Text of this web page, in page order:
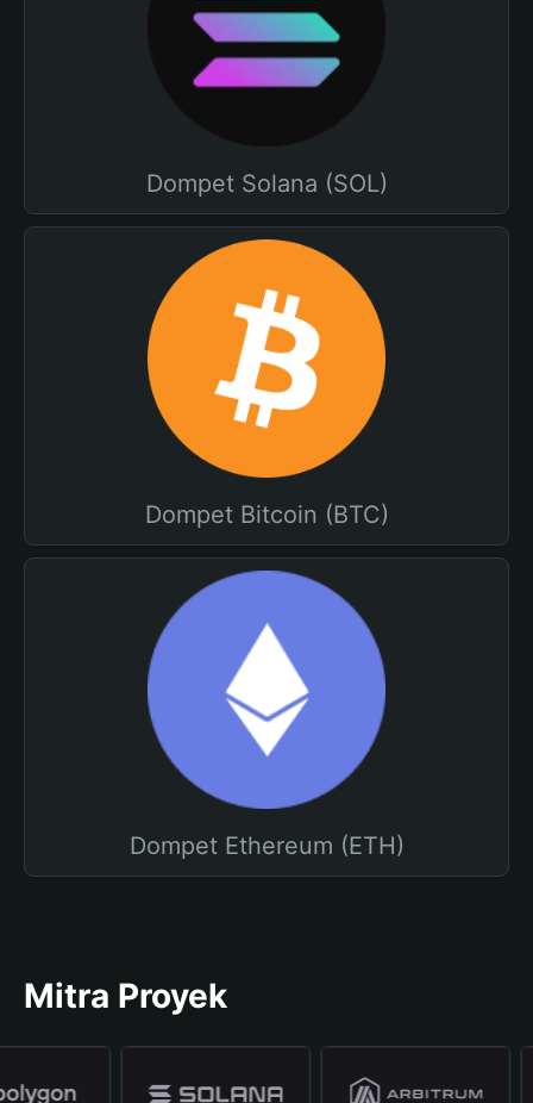
Dompet Solana (SOL)
Dompet Bitcoin (BTC)
Dompet Ethereum (ETH)
Mitra Proyek